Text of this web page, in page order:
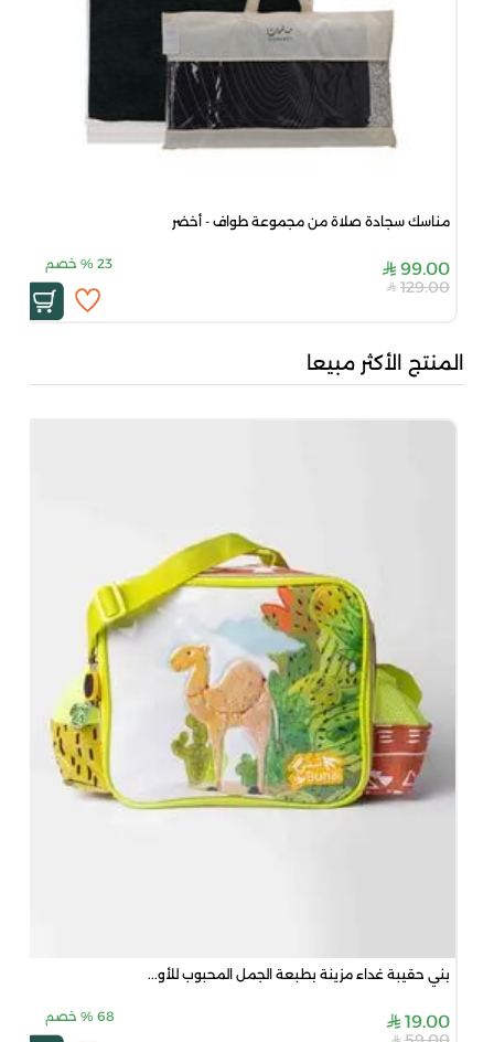
مناسك سجادة صلاة من مجموعة طواف - أخضر
99.00
23
% خصم
129.00
المنتج الأكثر مبيعا
بني حقيبة غداء مزينة بطبعة الجمل المحبوب للأو...
19.00
68
% خصم